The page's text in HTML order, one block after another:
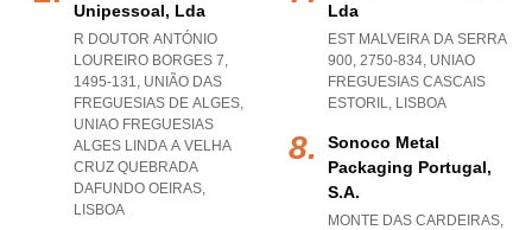
Unipessoal, Lda
R DOUTOR ANTÓNIO
LOUREIRO BORGES 7,
1495-131, UNIÃO DAS
FREGUESIAS DE ALGES,
UNIAO FREGUESIAS
ALGES LINDA A VELHA
CRUZ QUEBRADA
DAFUNDO OEIRAS,
LISBOA
Lda
EST MALVEIRA DA SERRA
900, 2750-834, UNIAO
FREGUESIAS CASCAIS
ESTORIL, LISBOA
Sonoco Metal
Packaging Portugal,
S.a.
MONTE DAS CARDEIRAS,